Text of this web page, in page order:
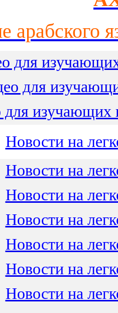
арабского
для
для
для изучающих
Новости на
Новости на
Новости на
Новости на
Новости на
Новости на
Новости на